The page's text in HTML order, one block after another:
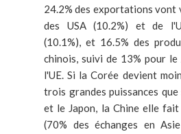
24.2% des exportations vont
des USA (10.2%) et de
(10.1%), et 16.5% des
chinois, suivi de 13% pour
l'UE. Si la Corée devient
trois grandes puissances
et le Japon, la Chine elle
(70% des échanges en